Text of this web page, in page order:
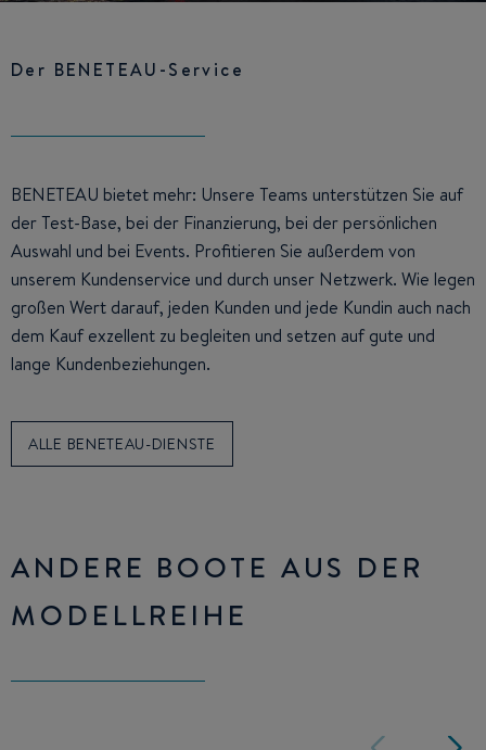
Der BENETEAU-Service
BENETEAU bietet mehr: Unsere Teams unterstützen Sie auf
der Test-Base, bei der Finanzierung, bei der persönlichen
Auswahl und bei Events. Profitieren Sie außerdem von
unserem Kundenservice und durch unser Netzwerk. Wie legen
großen Wert darauf, jeden Kunden und jede Kundin auch nach
dem Kauf exzellent zu begleiten und setzen auf gute und
lange Kundenbeziehungen.
ALLE BENETEAU-DIENSTE
ANDERE BOOTE AUS DER
MODELLREIHE